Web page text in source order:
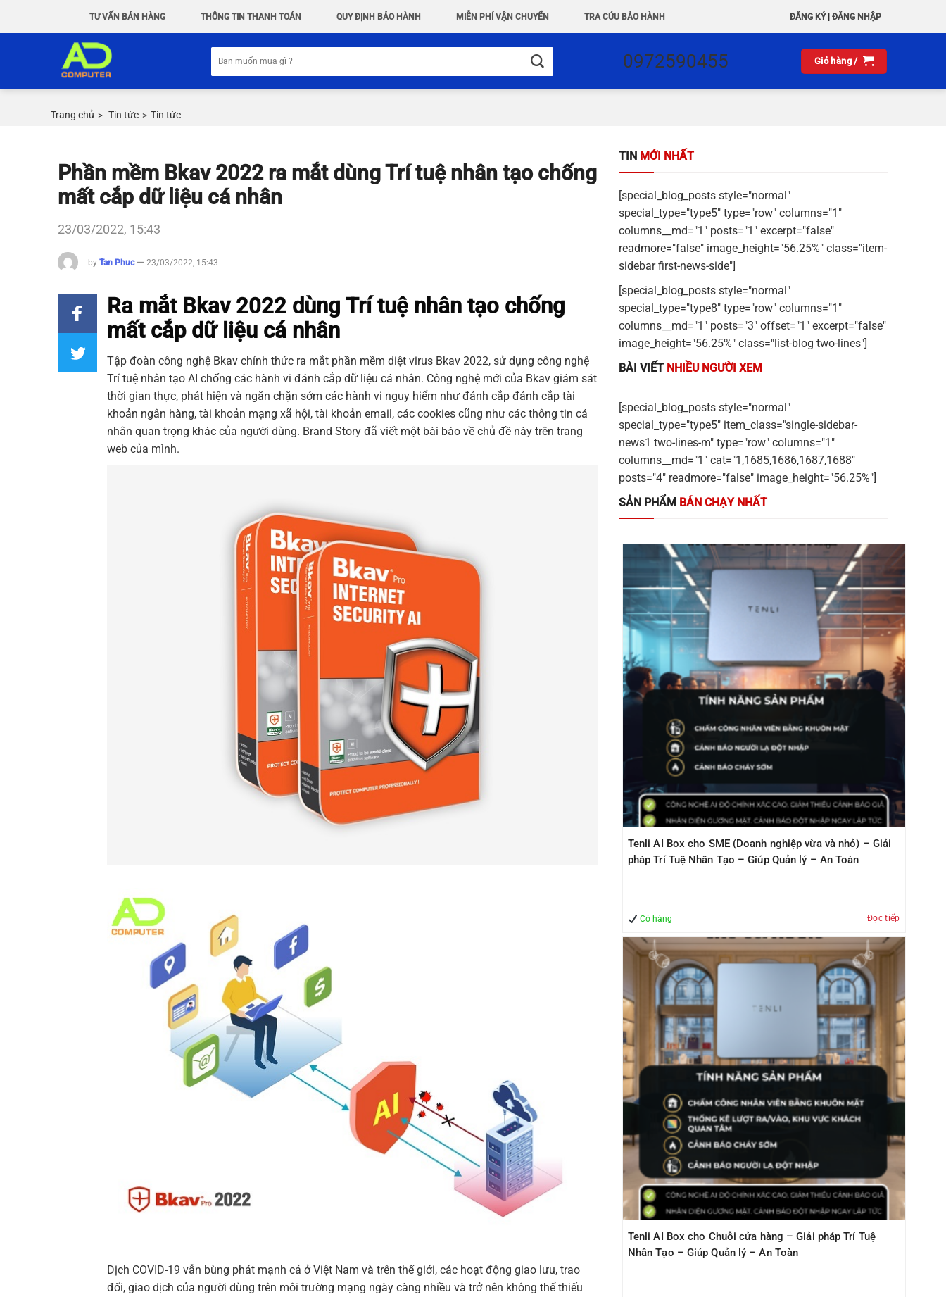
TƯ VẤN BÁN HÀNG THÔNG TIN THANH TOÁN QUY ĐỊNH BẢO HÀNH MIỄN PHÍ VẬN CHUYỂN TRA CỨU BẢO HÀNH ĐĂNG KÝ| ĐĂNG NHẬP
kiếm:
0972590455 Giỏ hàng /
Trang chủ > Tin tức > Tin tức
Phần mềm Bkav 2022 ra mắt dùng Trí tuệ nhân tạo chống
mất cắp dữ liệu cá nhân
23/03/2022, 15:43
by Tan Phuc 23/03/2022, 15:43
Ra mắt Bkav 2022 dùng Trí tuệ nhân tạo chống
mất cắp dữ liệu cá nhân
Tập đoàn công nghệ Bkav chính thức ra mắt phần mềm diệt virus Bkav 2022, sử dụng công nghệ
Trí tuệ nhân tạo AI chống các hành vi đánh cắp dữ liệu cá nhân. Công nghệ mới của Bkav giám sát
thời gian thực, phát hiện và ngăn chặn sớm các hành vi nguy hiểm như đánh cắp đánh cắp tài
khoản ngân hàng, tài khoản mạng xã hội, tài khoản email, các cookies cũng như các thông tin cá
nhân quan trọng khác của người dùng. Brand Story đã viết một bài báo về chủ đề này trên trang
web của mình.
Dịch COVID-19 vẫn bùng phát mạnh cả ở Việt Nam và trên thế giới, các hoạt động giao lưu, trao
đổi, giao dịch của người dùng trên môi trường mạng ngày càng nhiều và trở nên không thể thiếu
TIN MỚI NHẤT
[special_blog_posts style="normal"
special_type="type5" type="row" columns="1"
columns__md="1" posts="1" excerpt="false"
readmore="false" image_height="56.25%" class="item-
sidebar first-news-side"]
[special_blog_posts style="normal"
special_type="type8" type="row" columns="1"
columns__md="1" posts="3" offset="1" excerpt="false"
image_height="56.25%" class="list-blog two-lines"]
BÀI VIẾT NHIỀU NGƯỜI XEM
[special_blog_posts style="normal"
special_type="type5" item_class="single-sidebar-
news1 two-lines-m" type="row" columns="1"
columns__md="1" cat="1,1685,1686,1687,1688"
posts="4" readmore="false" image_height="56.25%"]
SẢN PHẨM BÁN CHẠY NHẤT
Tenli AI Box cho SME (Doanh nghiệp vừa và nhỏ) – Giải
pháp Trí Tuệ Nhân Tạo – Giúp Quản lý – An Toàn
Có hàng Đọc tiếp
Tenli AI Box cho Chuỗi cửa hàng – Giải pháp Trí Tuệ
Nhân Tạo – Giúp Quản lý – An Toàn